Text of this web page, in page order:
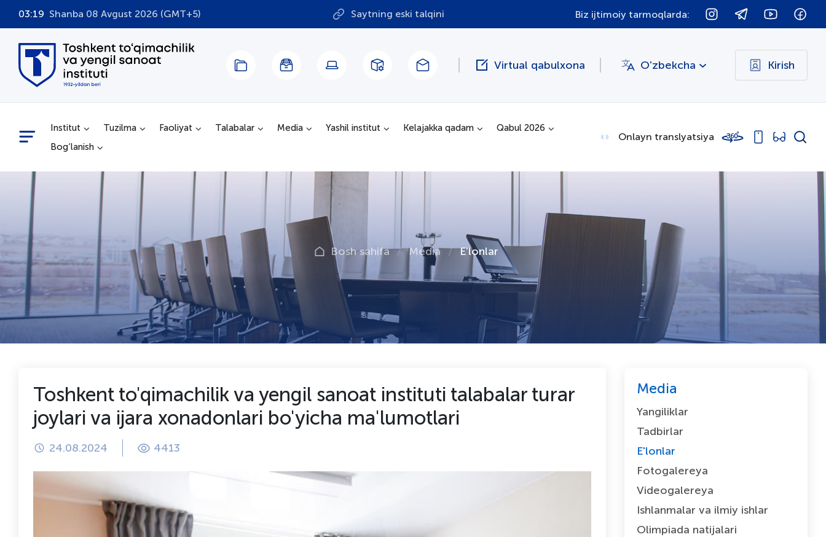
03:19 Shanba 08 Avgust 2026 (GMT+5) Saytning eski talqini Biz ijtimoiy tarmoqlarda:
Virtual qabulxona O'zbekcha Kirish
Institut Tuzilma Faoliyat Talabalar Media Yashil institut Kelajakka qadam
Qabul 2026
Bog‘lanish
Onlayn translyatsiya
Bosh sahifa Media E'lonlar
Toshkent to'qimachilik va yengil sanoat instituti talabalar turar
joylari va ijara xonadonlari bo'yicha ma'lumotlari
24.08.2024 4413
Media
Yangiliklar
Tadbirlar
E'lonlar
Fotogalereya
Videogalereya
Ishlanmalar va ilmiy ishlar
Olimpiada natijalari